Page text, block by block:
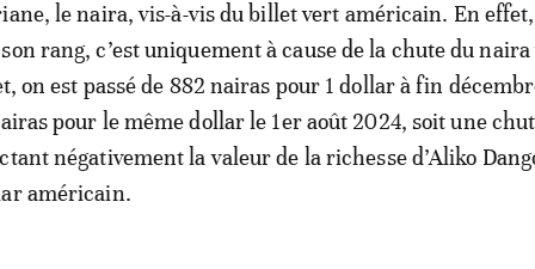
le naira, vis-à-vis du billet vert américain. En
rang, c’est uniquement à cause de la chute du
on est passé de 882 nairas pour 1 dollar à fin
pour le même dollar le 1er août 2024, soit une
négativement la valeur de la richesse d’Aliko
américain.